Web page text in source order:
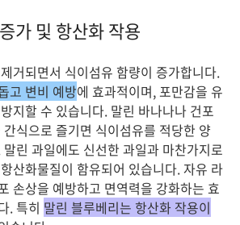
가 및 항산화 작용
거되면서 식이섬유 함량이 증가합니다.
고 변비 예방에 효과적이며, 포만감을 유
지할 수 있습니다. 말린 바나나나 건포
식으로 즐기면 식이섬유를 적당한 양
린 과일에도 신선한 과일과 마찬가지로
산화물질이 함유되어 있습니다. 자유 라
손상을 예방하고 면역력을 강화하는 효
. 특히 말린 블루베리는 항산화 작용이